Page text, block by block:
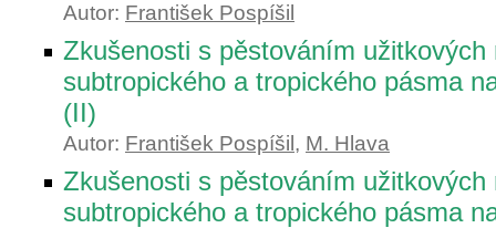
Autor: František Pospíšil
Zkušenosti s pěstováním užitkových
subtropického a tropického pásma
(II)
Autor: František Pospíšil , M. Hlava
Zkušenosti s pěstováním užitkových
subtropického a tropického pásma